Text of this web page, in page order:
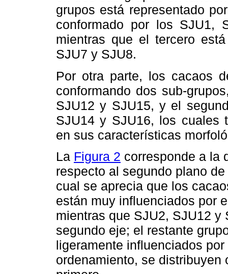
grupos está representado
conformado por los SJU1,
mientras que el tercero
SJU7 y SJU8.
Por otra parte, los cacaos
conformando dos sub-
SJU12 y SJU15, y el
SJU14 y SJU16, los cuales
en sus características
La Figura 2 corresponde a la
respecto al segundo plano
cual se aprecia que los
están muy influenciados por
mientras que SJU2, SJU12
segundo eje; el restante
ligeramente influenciados
ordenamiento, se